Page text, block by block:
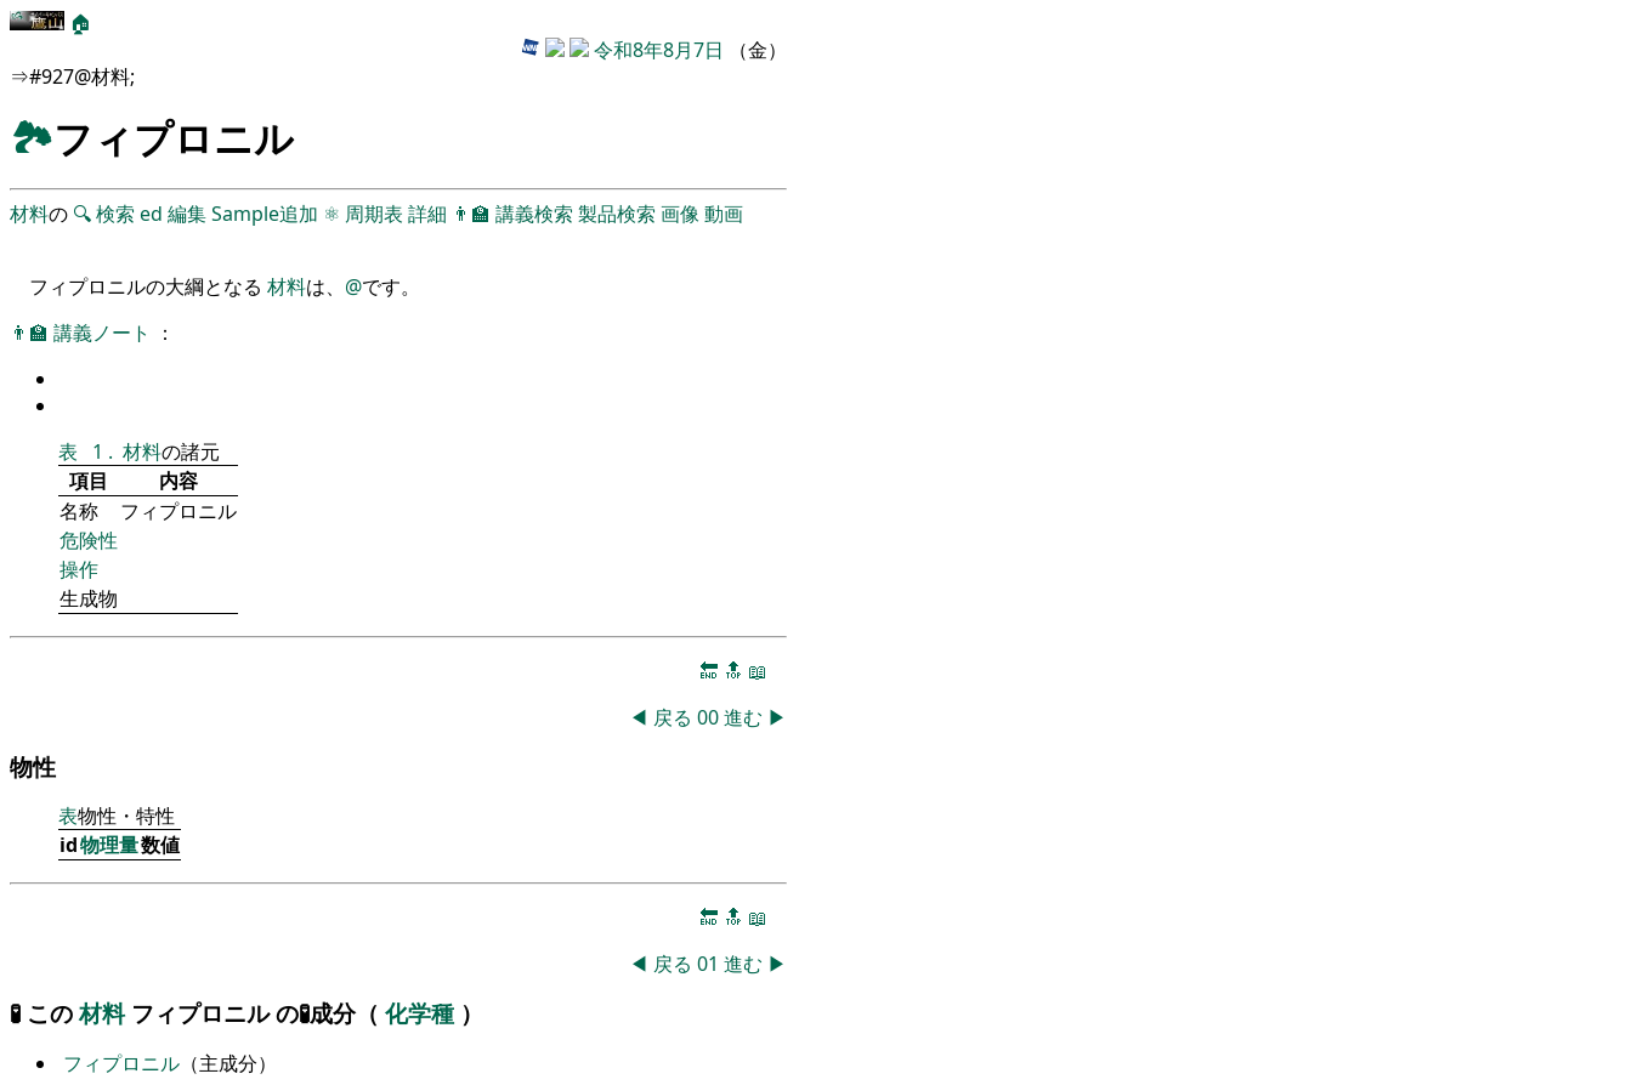
🏠
令和8年8月7日 （金）
⇒#927@材料;
🏞フィプロニル
材料の 🔍検索 ed 編集Sample追加 ⚛ 周期表 詳細 👨‍🏫 講義検索 製品検索 画像動画
フィプロニルの大綱となる 材料は、 @です。
👨‍🏫 講義ノート ：
表 1 . 材料の諸元
項目
内容
名称
フィプロニル
危険性
操作
生成物
🔚 🔝 📖
◀ 戻る 00進む ▶
物性
表物性・特性
id物理量数値
🔚 🔝 📖
◀ 戻る 01 進む ▶
🧪 この材料 フィプロニル の🧪成分（ 化学種 ）
フィプロニル （主成分）